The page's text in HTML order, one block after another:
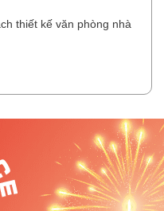
thiết kế văn phòng nhà